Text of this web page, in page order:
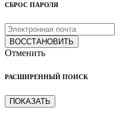
СБРОС ПАРОЛЯ
ВОССТАНОВИТЬ
Отменить
РАСШИРЕННЫЙ ПОИСК
ПОКАЗАТЬ